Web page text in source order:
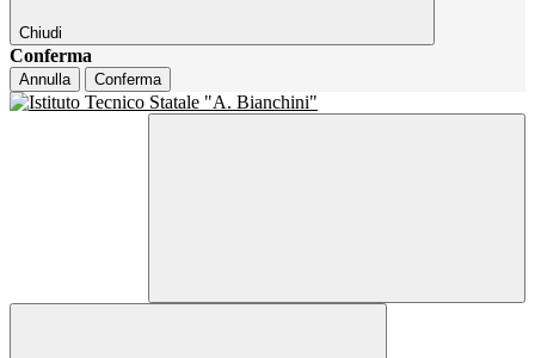
Chiudi
Conferma
Annulla Conferma